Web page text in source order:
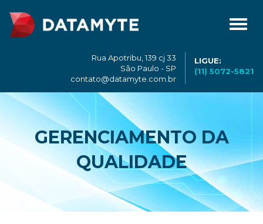
Rua Apotribu, 139 cj 33
São Paulo - SP
contato@datamyte.com.br
LIGUE:
(11) 5072-5821
GERENCIAMENTO DA
QUALIDADE